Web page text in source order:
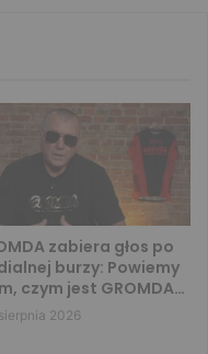
zabiera głos po
burzy: Powiemy
czym jest GROMDA…
2026